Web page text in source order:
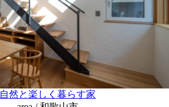
自然と楽しく暮らす家